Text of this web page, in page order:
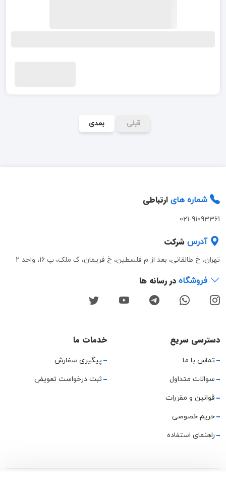
قبلی بعدی
شماره های ارتباطی
021-91093361
آدرس شرکت
تهران، خ طالقانی، بعد از م فلسطین، خ فریمان، ک ملک، پ 16، واحد 2
فروشگاه در رسانه ها
دسترسی سریع
تماس با ما
سوالات متداول
قوانین و مقررات
حریم خصوصی
راهنمای استفاده
خدمات ما
پیگیری سفارش
ثبت درخواست تعویض